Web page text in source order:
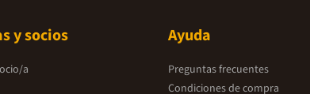
y socios
a
Ayuda
Preguntas frecuentes
Condiciones de compra